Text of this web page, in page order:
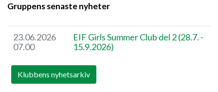
Gruppens senaste nyheter
23.06.2026
07.00
EIF Girls Summer Club del 2 (28.7. -
15.9.2026)
Klubbens nyhetsarkiv